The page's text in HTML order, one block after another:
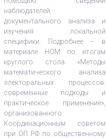
наблюдателей,
документального анализа и
изучения локальной
специфики. Подробнее – в
материале НОМ по итогам
круглого стола «Методы
математического анализа
электоральных процессов:
современные подходы и
практическое применение»,
организованного
Координационным советом
при ОП РФ по общественному